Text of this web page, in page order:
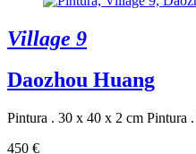
Village 9
Daozhou Huang
Pintura . 30 x 40 x 2 cm Pintura
450 €